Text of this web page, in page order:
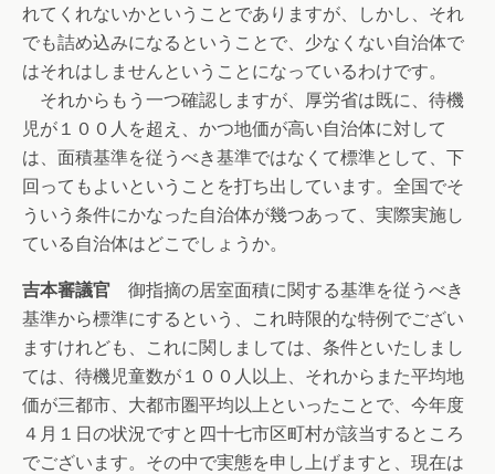
れてくれないかということでありますが、しかし、それ
でも詰め込みになるということで、少なくない自治体で
はそれはしませんということになっているわけです。
それからもう一つ確認しますが、厚労省は既に、待機
児が１００人を超え、かつ地価が高い自治体に対して
は、面積基準を従うべき基準ではなくて標準として、下
回ってもよいということを打ち出しています。全国でそ
ういう条件にかなった自治体が幾つあって、実際実施し
ている自治体はどこでしょうか。
吉本審議官 御指摘の居室面積に関する基準を従うべき
基準から標準にするという、これ時限的な特例でござい
ますけれども、これに関しましては、条件といたしまし
ては、待機児童数が１００人以上、それからまた平均地
価が三都市、大都市圏平均以上といったことで、今年度
４月１日の状況ですと四十七市区町村が該当するところ
でございます。その中で実態を申し上げますと、現在は